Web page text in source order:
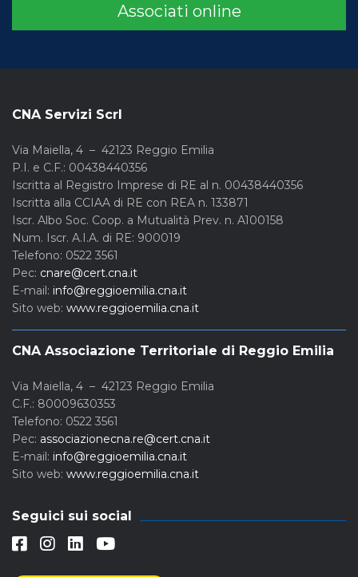
Associati online
CNA Servizi Scrl
Via Maiella, 4 – 42123 Reggio Emilia
P.I. e C.F.: 00438440356
Iscritta al Registro Imprese di RE al n. 00438440356
Iscritta alla CCIAA di RE con REA n. 133871
Iscr. Albo Soc. Coop. a Mutualità Prev. n. A100158
Num. Iscr. A.I.A. di RE: 900019
Telefono: 0522 3561
Pec: cnare@cert.cna.it
E-mail: info@reggioemilia.cna.it
Sito web: www.reggioemilia.cna.it
CNA Associazione Territoriale di Reggio Emilia
Via Maiella, 4 – 42123 Reggio Emilia
C.F.: 80009630353
Telefono: 0522 3561
Pec: associazionecna.re@cert.cna.it
E-mail: info@reggioemilia.cna.it
Sito web: www.reggioemilia.cna.it
Seguici sui social